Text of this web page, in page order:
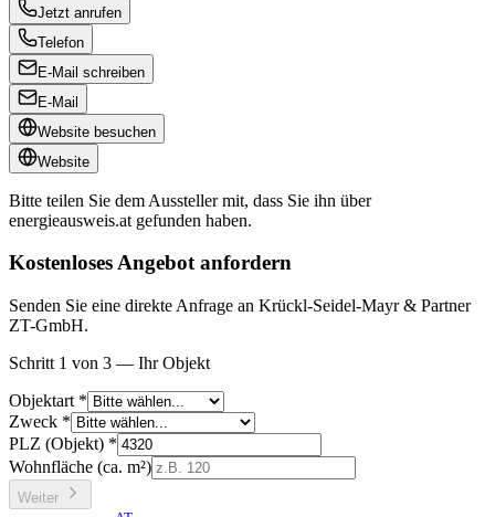
Jetzt anrufen
Telefon
E-Mail schreiben
E-Mail
Website besuchen
Website
Bitte teilen Sie dem Aussteller mit, dass Sie ihn über
energieausweis.at gefunden haben.
Kostenloses Angebot anfordern
Senden Sie eine direkte Anfrage an Krückl-Seidel-Mayr & Partner
ZT-GmbH.
Schritt 1 von 3 — Ihr Objekt
Objektart *
Zweck *
PLZ (Objekt) *
Wohnfläche (ca. m²)
Weiter